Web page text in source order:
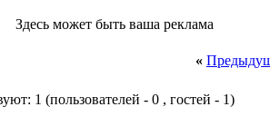
Здесь может быть ваша реклама
«
1 (пользователей - 0 , гостей - 1)